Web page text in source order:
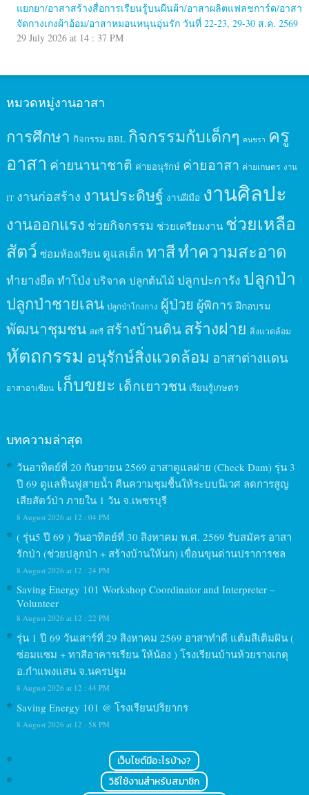
แยกยา/อาสาสร้างสื่อการเรียนรู้บนผืนผ้า/อาสาผลิตแฟลชการ์ด/อาสา
จัดกางเกงผ้าอ้อม/อาสาหมอนหนุนอุ่นรัก วันที่ 22-23, 29-30 ส.ค. 2569
29 July 2026 at 14 : 37 PM
หมวดหมู่งานอาสา
การศึกษา กิจกรรม BBL กิจกรรมกับเด็กๆ คนชรา ครู
อาสา ค่ายนานาชาติ ค่ายอนุรักษ์ ค่ายอาสา ค่ายเกษตร งาน
IT งานก่อสร้าง งานประดิษฐ์ งานฝีมือ งานศิลปะ
งานออกแรง ช่วยกิจกรรม ช่วยเตรียมงาน ช่วยเหลือ
สัตว์ ซ่อมห้องเรียน ดูแลเด็ก ทาสีทำความสะอาด
ทำยางยืด ทำโป่ง บริจาค ปลูกต้นไม้ ปลูกปะการัง ปลูกป่า
ปลูกป่าชายเลน ปลูกป่าโกงกาง ผู้ป่วย ผู้พิการ ฝึกอบรม
พัฒนาชุมชน สตรี สร้างบ้านดินสร้างฝาย สิ่งแวดล้อม
หัตถกรรม อนุรักษ์สิ่งแวดล้อม อาสาต่างแดน
อาสาอาเซียน เก็บขยะ เด็กเยาวชน เรียนรู้เกษตร
บทความล่าสุด
วันอาทิตย์ที่ 20 กันยายน 2569 อาสาดูแลฝาย (Check Dam) รุ่น 3
ปี 69 ดูแลฟื้นฟูสายน้ำ คืนความชุมชื้นให้ระบบนิเวศ ลดการสูญ
เสียสัตว์ป่า ภายใน 1 วัน จ.เพชรบุรี
8 August 2026 at 12 : 04 PM
( รุ่น5 ปี 69 ) วันอาทิตย์ที่ 30 สิงหาคม พ.ศ. 2569 รับสมัคร อาสา
รักป่า (ช่วยปลูกป่า + สร้างบ้านให้นก) เขื่อนขุนด่านปราการชล
8 August 2026 at 12 : 24 PM
Saving Energy 101 Workshop Coordinator and Interpreter –
Volunteer
8 August 2026 at 12 : 22 PM
รุ่น 1 ปี 69 วันเสาร์ที่ 29 สิงหาคม 2569 อาสาทำดี แต้มสีเติมฝัน (
ซ่อมแซม + ทาสีอาคารเรียน ให้น้อง ) โรงเรียนบ้านห้วยรางเกตุ
อ.กำแพงแสน จ.นครปฐม
8 August 2026 at 12 : 44 PM
Saving Energy 101 @ โรงเรียนปริยากร
8 August 2026 at 12 : 58 PM
เว็บไซต์มีอะไรบ้าง?
วิธีใช้งานสำหรับสมาชิก